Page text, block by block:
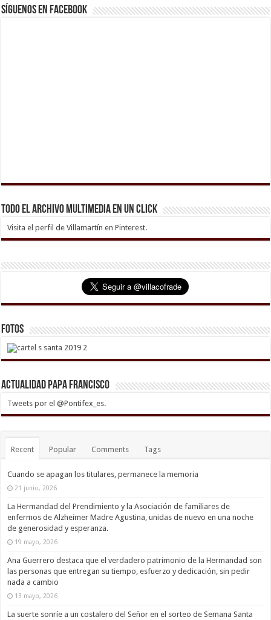
Síguenos en Facebook
Todo el archivo multimedia en un click
Visita el perfil de Villamartín en Pinterest.
Fotos
Actualidad Papa Francisco
Tweets por el @Pontifex_es.
Recent Popular Comments Tags
Cuando se apagan los titulares, permanece la memoria
21 junio, 2026
La Hermandad del Prendimiento y la Asociación de familiares de
enfermos de Alzheimer Madre Agustina, unidas de nuevo en una noche
de generosidad y esperanza.
19 mayo, 2026
Ana Guerrero destaca que el verdadero patrimonio de la Hermandad son
las personas que entregan su tiempo, esfuerzo y dedicación, sin pedir
nada a cambio
13 mayo, 2026
La suerte sonríe a un costalero del Señor en el sorteo de Semana Santa